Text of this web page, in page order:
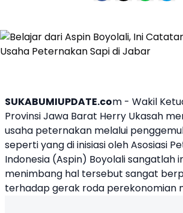
SUKABUMIUPDATE.com - Wakil
Provinsi Jawa Barat Herry Ukasah
usaha peternakan melalui
seperti yang di inisiasi oleh Asosiasi
Indonesia (Aspin) Boyolali sangatlah
menimbang hal tersebut sangat
terhadap gerak roda perekonomian